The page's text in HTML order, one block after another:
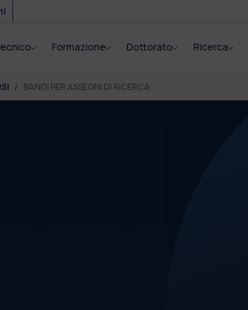
Formazione Dottorato Ricerca
BANDI PER ASSEGNI DI RICERCA